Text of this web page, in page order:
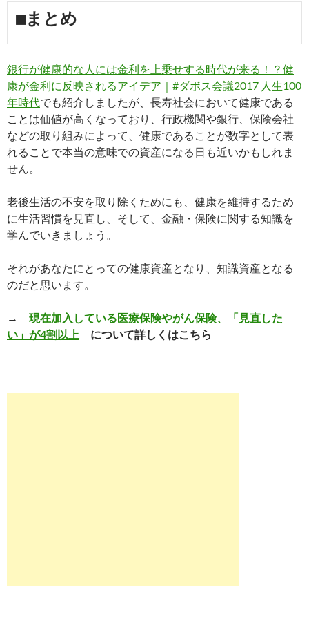
■まとめ
銀行が健康的な人には金利を上乗せする時代が来る！？健
康が金利に反映されるアイデア｜#ダボス会議2017 人生100
年時代でも紹介しましたが、長寿社会において健康である
ことは価値が高くなっており、行政機関や銀行、保険会社
などの取り組みによって、健康であることが数字として表
れることで本当の意味での資産になる日も近いかもしれま
せん。
老後生活の不安を取り除くためにも、健康を維持するため
に生活習慣を見直し、そして、金融・保険に関する知識を
学んでいきましょう。
それがあなたにとっての健康資産となり、知識資産となる
のだと思います。
→ 現在加入している医療保険やがん保険、「見直した
い」が4割以上 について詳しくはこちら